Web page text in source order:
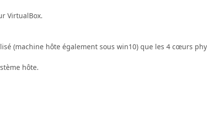
VirtualBox.
(machine hôte également sous win10) que les 4 cœurs
hôte.